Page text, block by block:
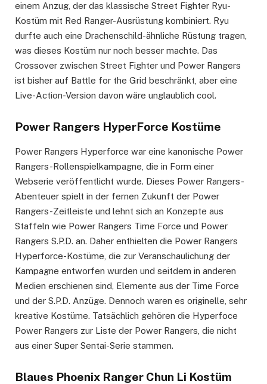
einem Anzug, der das klassische Street Fighter Ryu-
Kostüm mit Red Ranger-Ausrüstung kombiniert. Ryu
durfte auch eine Drachenschild-ähnliche Rüstung tragen,
was dieses Kostüm nur noch besser machte. Das
Crossover zwischen Street Fighter und Power Rangers
ist bisher auf Battle for the Grid beschränkt, aber eine
Live-Action-Version davon wäre unglaublich cool.
Power Rangers HyperForce Kostüme
Power Rangers Hyperforce war eine kanonische Power
Rangers-Rollenspielkampagne, die in Form einer
Webserie veröffentlicht wurde. Dieses Power Rangers-
Abenteuer spielt in der fernen Zukunft der Power
Rangers-Zeitleiste und lehnt sich an Konzepte aus
Staffeln wie Power Rangers Time Force und Power
Rangers S.P.D. an. Daher enthielten die Power Rangers
Hyperforce-Kostüme, die zur Veranschaulichung der
Kampagne entworfen wurden und seitdem in anderen
Medien erschienen sind, Elemente aus der Time Force
und der S.P.D. Anzüge. Dennoch waren es originelle, sehr
kreative Kostüme. Tatsächlich gehören die Hyperfoce
Power Rangers zur Liste der Power Rangers, die nicht
aus einer Super Sentai-Serie stammen.
Blaues Phoenix Ranger Chun Li Kostüm